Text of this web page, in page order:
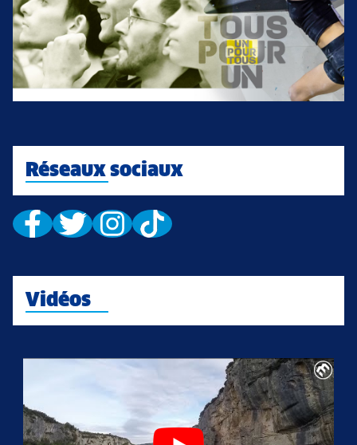
Réseaux sociaux
Vidéos